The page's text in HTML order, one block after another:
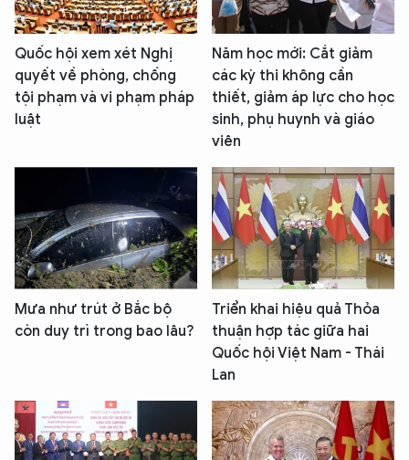
Quốc hội xem xét Nghị
quyết về phòng, chống
tội phạm và vi phạm pháp
luật
Năm học mới: Cắt giảm
các kỳ thi không cần
thiết, giảm áp lực cho học
sinh, phụ huynh và giáo
viên
Mưa như trút ở Bắc bộ
còn duy trì trong bao lâu?
Triển khai hiệu quả Thỏa
thuận hợp tác giữa hai
Quốc hội Việt Nam - Thái
Lan